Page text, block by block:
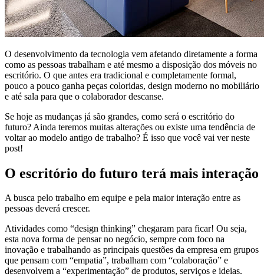
O desenvolvimento da tecnologia vem afetando diretamente a forma
como as pessoas trabalham e até mesmo a disposição dos móveis no
escritório. O que antes era tradicional e completamente formal,
pouco a pouco ganha peças coloridas, design moderno no mobiliário
e até sala para que o colaborador descanse.
Se hoje as mudanças já são grandes, como será o escritório do
futuro? Ainda teremos muitas alterações ou existe uma tendência de
voltar ao modelo antigo de trabalho? É isso que você vai ver neste
post!
O escritório do futuro terá mais interação
A busca pelo trabalho em equipe e pela maior interação entre as
pessoas deverá crescer.
Atividades como “design thinking” chegaram para ficar! Ou seja,
esta nova forma de pensar no negócio, sempre com foco na
inovação e trabalhando as principais questões da empresa em grupos
que pensam com “empatia”, trabalham com “colaboração” e
desenvolvem a “experimentação” de produtos, serviços e ideias.